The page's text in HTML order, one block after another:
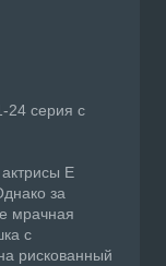
24 серия с
Е
за
мрачная
с
рискованный